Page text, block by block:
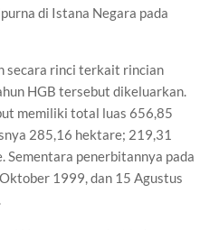
di Istana Negara pada
secara rinci terkait rincian
HGB tersebut dikeluarkan.
memiliki total luas 656,85
285,16 hektare; 219,31
Sementara penerbitannya pada
1999, dan 15 Agustus